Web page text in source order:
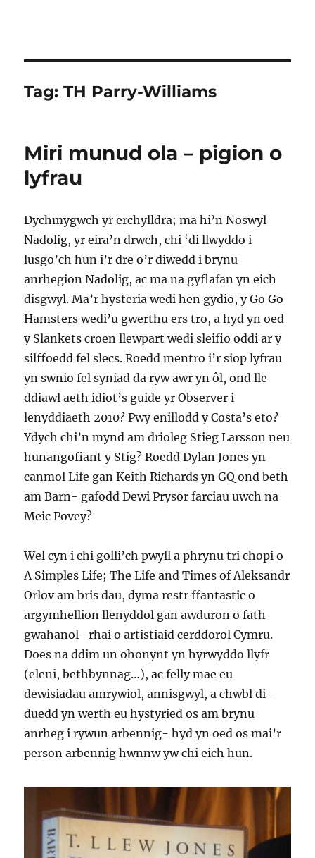
Tag:TH Parry-Williams
Miri munud ola – pigion o
lyfrau
Dychmygwch yr erchylldra; ma hi’n Noswyl
Nadolig, yr eira’n drwch, chi ‘di llwyddo i
lusgo’ch hun i’r dre o’r diwedd i brynu
anrhegion Nadolig, ac ma na gyflafan yn eich
disgwyl. Ma’r hysteria wedi hen gydio, y Go Go
Hamsters wedi’u gwerthu ers tro, a hyd yn oed
y Slankets croen llewpart wedi sleifio oddi ar y
silffoedd fel slecs. Roedd mentro i’r siop lyfrau
yn swnio fel syniad da ryw awr yn ôl, ond lle
ddiawl aeth idiot’s guide yr Observer i
lenyddiaeth 2010? Pwy enillodd y Costa’s eto?
Ydych chi’n mynd am drioleg Stieg Larsson neu
hunangofiant y Stig? Roedd Dylan Jones yn
canmol Life gan Keith Richards yn GQ ond beth
am Barn- gafodd Dewi Prysor farciau uwch na
Meic Povey?
Wel cyn i chi golli’ch pwyll a phrynu tri chopi o
A Simples Life; The Life and Times of Aleksandr
Orlov am bris dau, dyma restr ffantastic o
argymhellion llenyddol gan awduron o fath
gwahanol- rhai o artistiaid cerddorol Cymru.
Does na ddim un ohonynt yn hyrwyddo llyfr
(eleni, bethbynnag…), ac felly mae eu
dewisiadau amrywiol, annisgwyl, a chwbl di-
duedd yn werth eu hystyried os am brynu
anrheg i rywun arbennig- hyd yn oed os mai’r
person arbennig hwnnw yw chi eich hun.